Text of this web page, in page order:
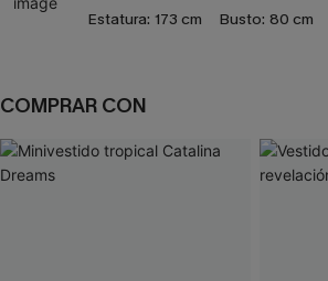
Estatura: 173 cm Busto: 80 cm
COMPRAR CON